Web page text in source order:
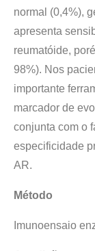
normal (0,4%),
apresenta
reumatóide,
98%). Nos
importante
marcador de
conjunta com o
especificidade
AR.
Método
Imunoensaio